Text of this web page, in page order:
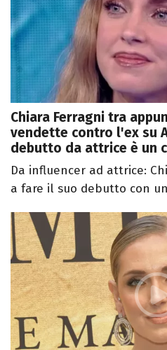
Chiara Ferragni tra
vendette contro l'ex su
debutto da attrice è un
Da influencer ad attrice:
a fare il suo debutto con